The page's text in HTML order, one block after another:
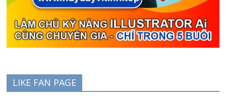
LIKE FAN PAGE